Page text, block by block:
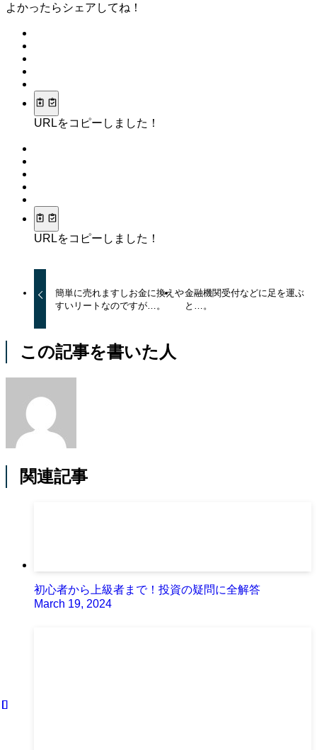
よかったらシェアしてね！
URLをコピーしました！
URLをコピーしました！
簡単に売れますしお金に換えや
すいリートなのですが…。
金融機関受付などに足を運ぶ
と…。
この記事を書いた人
関連記事
初心者から上級者まで！投資の疑問に全解答
March 19, 2024